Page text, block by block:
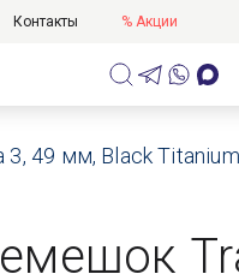
Контакты % Акции
49 мм, Black